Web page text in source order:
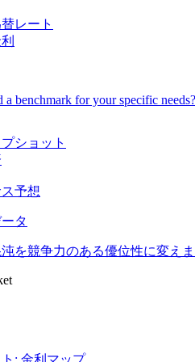
レート
a benchmark for your specific needs?
ショット
予想
タ
を競争力のある優位性に変え
: 金利マップ